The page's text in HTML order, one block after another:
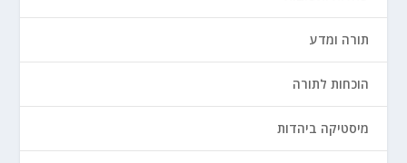
תורה ומדע
הוכחות לתורה
מיסטיקה ביהדות